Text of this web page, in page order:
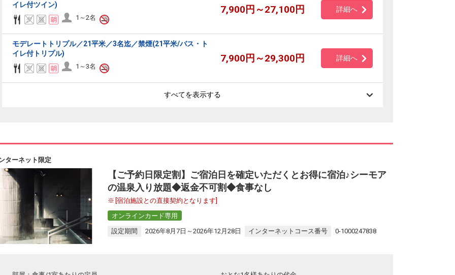
イレ付ツイン)
1～2名
7,900円～27,100円 詳細へ
モデレートトリプル／21平米／3名迄／禁煙(21平米/バス・ト
イレ付トリプル)
1～3名
7,900円～29,300円 詳細へ
すべてを表示する
ターネット限定
【ご予約日限定割】ご宿泊日を確定いただくとお得に宿泊♪シーモア
の温泉入り放題◆返金不可割◆食事なし
[宿泊施設との直接契約となります]
オンラインカード専用
設定期間
2026年8月7日～2026年12月28日 インターネットコース番号 0-1000247838